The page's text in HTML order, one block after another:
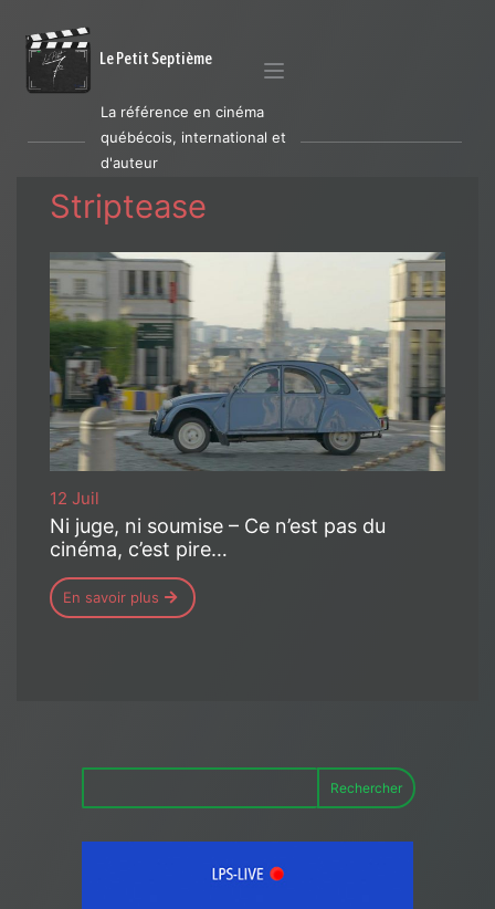
Le Petit Septième
La référence en cinéma
québécois, international et
d'auteur
Striptease
12 Juil
Ni juge, ni soumise – Ce n’est pas du
cinéma, c’est pire…
En savoir plus
Rechercher